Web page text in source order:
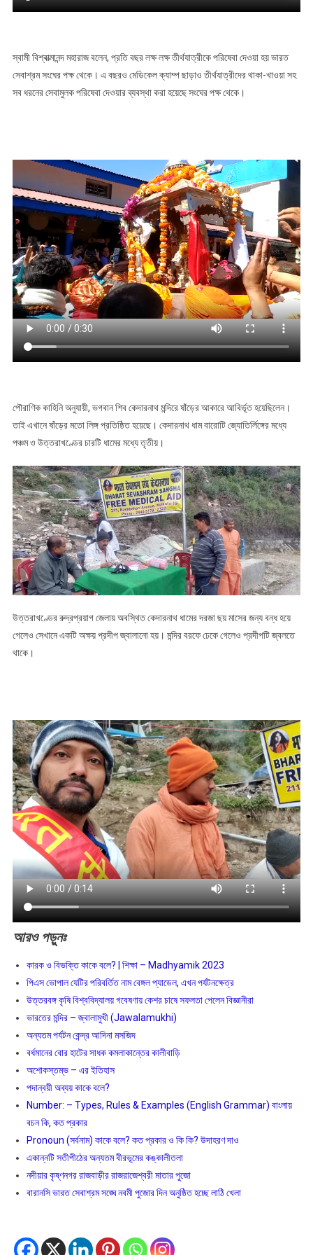
স্বামী বিশ্বাত্মানন্দ মহারাজ বলেন, প্রতি বছর লক্ষ লক্ষ তীর্থযাত্রীকে পরিষেবা দেওয়া হয় ভারত
সেবাশ্রম সংঘের পক্ষ থেকে। এ বছরও মেডিকেল ক্যাম্প ছাড়াও তীর্থযাত্রীদের থাকা-খাওয়া সহ
সব ধরনের সেবামুলক পরিষেবা দেওয়ার ব্যবস্থা করা হয়েছে সংঘের পক্ষ থেকে।
পৌরাণিক কাহিনি অনুযায়ী, ভগবান শিব কেদারনাথ মন্দিরে ষাঁড়ের আকারে আবির্ভূত হয়েছিলেন।
তাই এখানে ষাঁড়ের মতো লিঙ্গ প্রতিষ্ঠিত হয়েছে। কেদারনাথ ধাম বারোটি জ্যোতির্লিঙ্গের মধ্যে
পঞ্চম ও উত্তরাখণ্ডের চারটি ধামের মধ্যে তৃতীয়।
উত্তরাখণ্ডের রুদ্রপ্রয়াগ জেলায় অবস্থিত কেদারনাথ ধামের দরজা ছয় মাসের জন্য বন্ধ হয়ে
গেলেও সেখানে একটি অক্ষয় প্রদীপ জ্বালানো হয়। মন্দির বরফে ঢেকে গেলেও প্রদীপটি জ্বলতে
থাকে।
আরও পড়ুনঃ
কারক ও বিভক্তি কাকে বলে? | শিক্ষা – Madhyamik 2023
পিএস ভোপাল যেটির পরিবর্তিত নাম বেঙ্গল প্যাডেল, এখন পর্যটনক্ষেত্র
উত্তরবঙ্গ কৃষি বিশ্ববিদ্যালয় গবেষণায় কেশর চাষে সফলতা পেলেন বিজ্ঞানীরা
ভারতের মন্দির – জ্বালামুখী (Jawalamukhi)
অন্যতম পর্যটন কেন্দ্র আদিনা মসজিদ
বর্ধমানের বোর হাটের সাধক কমলাকান্তের কালীবাড়ি
অশােকস্তম্ভ – এর ইতিহাস
পদান্বয়ী অব্যয় কাকে বলে?
Number: – Types, Rules & Examples (English Grammar) বাংলায়
বচন কি, কত প্রকার
Pronoun (সর্বনাম) কাকে বলে? কত প্রকার ও কি কি? উদাহরণ দাও
একান্নটি সতীপীঠের অন্যতম বীরভূমের কঙ্কালীতলা
নদীয়ার কৃষ্ণনগর রাজবাড়ীর রাজরাজেশ্বরী মাতার পুজো
বারানসি ভারত সেবাশ্রম সঙ্ঘে নবমী পুজোর দিন অনুষ্ঠিত হচ্ছে লাঠি খেলা